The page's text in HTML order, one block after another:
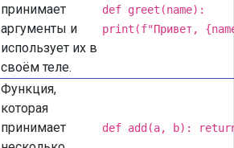
принимает
аргументы и
использует их в
своём теле.
def greet(name):
print(f"Привет,
Функция,
которая
принимает
def add(a, b):